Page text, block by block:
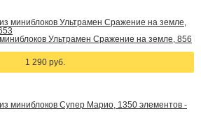
Ультрамен Сражение на земле, 856
1 290 руб.